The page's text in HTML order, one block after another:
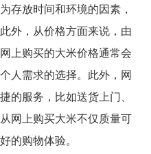
存放时间和环境的因素，
外，从价格方面来说，由
上购买的大米价格通常会
人需求的选择。此外，网
的服务，比如送货上门、
网上购买大米不仅质量可
的购物体验。